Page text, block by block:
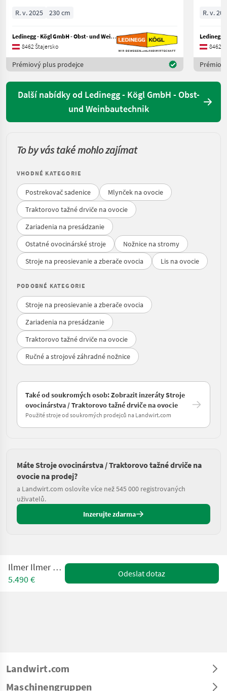
R. v. 2025 230 cm
Ledinegg - Kögl GmbH - Obst- und Weinbautechnik
8462 Štajersko
Prémiový plus prodejce
R. v.
8462
Další nabídky od Ledinegg - Kögl GmbH - Obst-
und Weinbautechnik
To by vás také mohlo zajímat
VHODNÉ KATEGORIE
Postrekovač sadenice
Mlynček na ovocie
Traktorovo tažné drviče na ovocie
Zariadenia na presádzanie
Ostatné ovocinárské stroje
Nožnice na stromy
Stroje na preosievanie a zberače ovocia
Lis na ovocie
PODOBNÉ KATEGORIE
Stroje na preosievanie a zberače ovocia
Zariadenia na presádzanie
Traktorovo tažné drviče na ovocie
Ručné a strojové záhradné nožnice
Také od soukromých osob: Zobrazit inzeráty Stroje
ovocinárstva / Traktorovo tažné drviče na ovocie
Použité stroje od soukromých prodejců na Landwirt.com
Máte Stroje ovocinárstva / Traktorovo tažné drviče na
ovocie na prodej?
a Landwirt.com oslovíte více než 545 000 registrovaných
uživatelů.
Inzerujte zdarma
Ilmer Ilmer M2 D 230
5.490 €
Odeslat dotaz
Landwirt.com
Maschinengruppen